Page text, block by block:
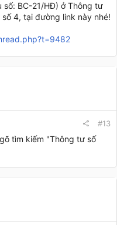
số: BC-21/HĐ) ở Thông tư
4, tại đường link này nhé!
#13
tìm kiếm "Thông tư số